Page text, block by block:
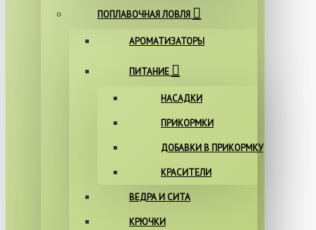
ПОПЛАВОЧНАЯ ЛОВЛЯ
АРОМАТИЗАТОРЫ
ПИТАНИЕ
НАСАДКИ
ПРИКОРМКИ
ДОБАВКИ В ПРИКОРМКУ
КРАСИТЕЛИ
ВЕДРА И СИТА
КРЮЧКИ